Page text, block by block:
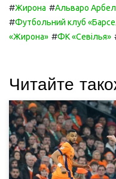
#Жирона #Альваро
#Футбольний клуб
«Жирона» #ФК «Севілья»
Читайте